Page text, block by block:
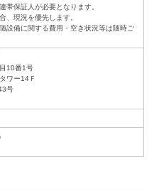
帯保証人が必要となります。
、現況を優先します。
設備に関する費用・空き状況等は随時ご
目10番1号
ワー14Ｆ
号